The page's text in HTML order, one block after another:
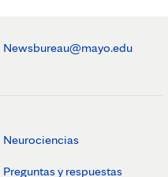
Newsbureau@mayo.edu
Neurociencias
Preguntas y respuestas